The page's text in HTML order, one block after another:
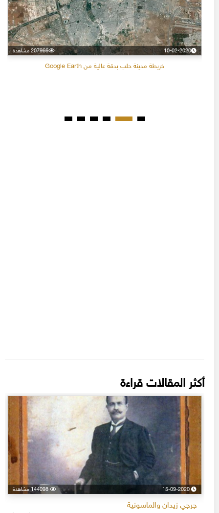
10-02-2020 207966 مشاهدة
خريطة مدينة حلب بدقة عالية من Google Earth
أكثر المقالات قراءة
15-09-2020 144098 مشاهدة
جرجي زيدان والماسونية